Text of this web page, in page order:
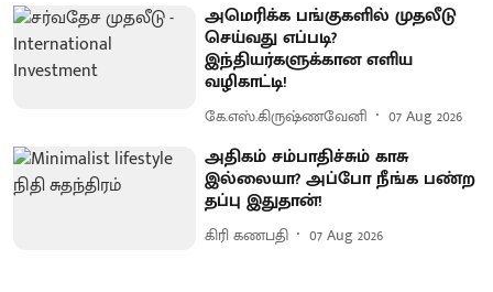
அமெரிக்க பங்குகளில் முதலீடு
செய்வது எப்படி?
இந்தியர்களுக்கான எளிய
வழிகாட்டி!
கே.எஸ்.கிருஷ்ணவேனி 07 Aug 2026
அதிகம் சம்பாதிச்சும் காசு
இல்லையா? அப்போ நீங்க பண்ற
தப்பு இதுதான்!
கிரி கணபதி 07 Aug 2026